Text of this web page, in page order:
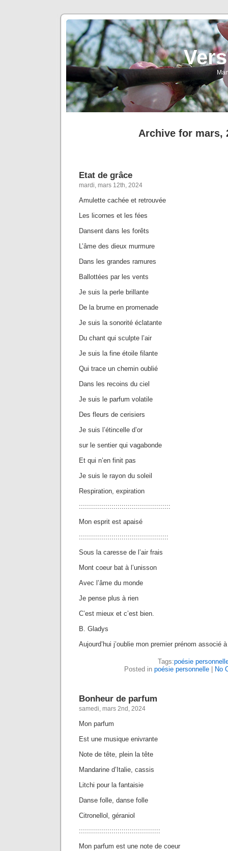
Archive for mars,
Etat de grâce
mardi, mars 12th, 2024
Amulette cachée et retrouvée
Les licornes et les fées
Dansent dans les forêts
L’âme des dieux murmure
Dans les grandes ramures
Ballottées par les vents
Je suis la perle brillante
De la brume en promenade
Je suis la sonorité éclatante
Du chant qui sculpte l’air
Je suis la fine étoile filante
Qui trace un chemin oublié
Dans les recoins du ciel
Je suis le parfum volatile
Des fleurs de cerisiers
Je suis l’étincelle d’or
sur le sentier qui vagabonde
Et qui n’en finit pas
Je suis le rayon du soleil
Respiration, expiration
:::::::::::::::::::::::::::::::::::::::::::::
Mon esprit est apaisé
::::::::::::::::::::::::::::::::::::::::::::
Sous la caresse de l’air frais
Mont coeur bat à l’unisson
Avec l’âme du monde
Je pense plus à rien
C’est mieux et c’est bien.
B. Gladys
Aujourd’hui j’oublie mon premier prénom associé
Tags:poésie
Posted in poésie personnelle No
Bonheur de parfum
samedi, mars 2nd, 2024
Mon parfum
Est une musique enivrante
Note de tête, plein la tête
Mandarine d’Italie, cassis
Litchi pour la fantaisie
Danse folle, danse folle
Citronellol, géraniol
::::::::::::::::::::::::::::::::::::::::
Mon parfum est une note de coeur